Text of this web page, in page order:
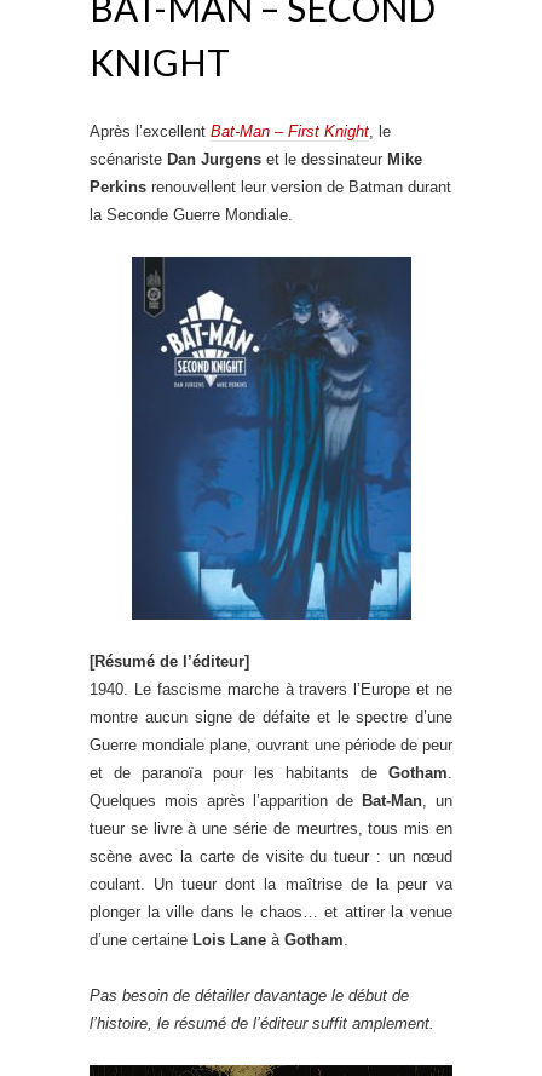
KNIGHT
Après l’excellent Bat-Man – First Knight, le
scénariste Dan Jurgens et le dessinateur Mike
Perkins renouvellent leur version de Batman durant
la Seconde Guerre Mondiale.
[Résumé de l’éditeur]
1940. Le fascisme marche à travers l’Europe et ne
montre aucun signe de défaite et le spectre d’une
Guerre mondiale plane, ouvrant une période de peur
et de paranoïa pour les habitants de Gotham.
Quelques mois après l’apparition de Bat-Man, un
tueur se livre à une série de meurtres, tous mis en
scène avec la carte de visite du tueur : un nœud
coulant. Un tueur dont la maîtrise de la peur va
plonger la ville dans le chaos… et attirer la venue
d’une certaine Lois Lane à Gotham.
Pas besoin de détailler davantage le début de
l’histoire, le résumé de l’éditeur suffit amplement.